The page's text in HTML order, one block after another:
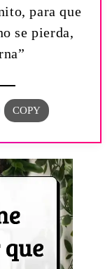
para que
se pierda,